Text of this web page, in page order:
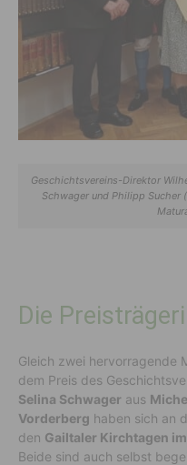
Geschichtsvereins-Direktor
Schwager und Philipp Sucher
Die
Gleich zwei hervorragende
dem Preis des
Selina Schwager aus
Vorderberg haben sich an
den Gailtaler Kirchtagen
Beide sind auch selbst